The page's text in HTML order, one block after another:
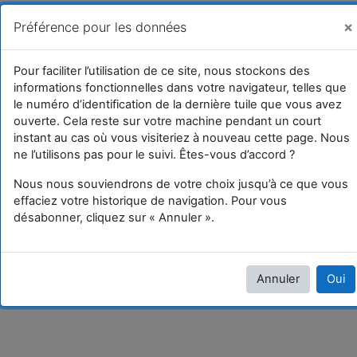
Passer au contenu principal
FormaTICE Activer/désactiver la saisie de recherche
Vous êtes connecté anonymement (
Préférence pour les données ×
Pour faciliter l’utilisation de ce site, nous stockons des
informations fonctionnelles dans votre navigateur, telles que
le numéro d’identification de la dernière tuile que vous avez
ouverte. Cela reste sur votre machine pendant un court
instant au cas où vous visiteriez à nouveau cette page. Nous
ne l’utilisons pas pour le suivi. Êtes-vous d’accord ?
Nous nous souviendrons de votre choix jusqu’à ce que vous
effaciez votre historique de navigation. Pour vous
désabonner, cliquez sur « Annuler ».
Annuler Oui